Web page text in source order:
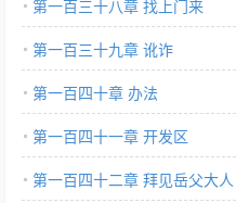
第一百三十八章 找上门来
第一百三十九章 讹诈
第一百四十章 办法
第一百四十一章 开发区
第一百四十二章 拜见岳父大人